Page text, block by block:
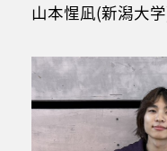
山本惺凪(新潟大